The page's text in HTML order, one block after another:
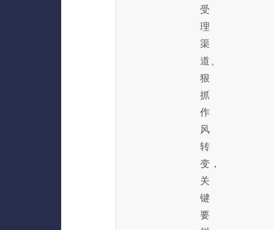
受
理
渠
道、
狠
抓
作
风
转
变，
关
键
要